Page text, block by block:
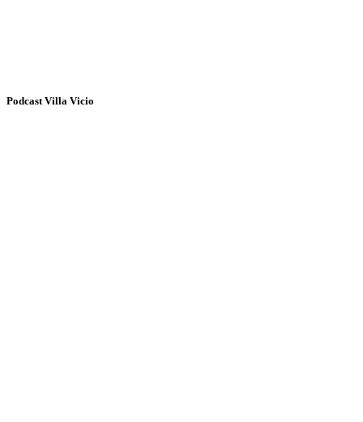
Podcast Villa Vicio